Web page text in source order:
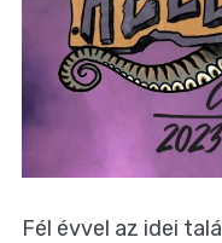
Fél évvel az idei